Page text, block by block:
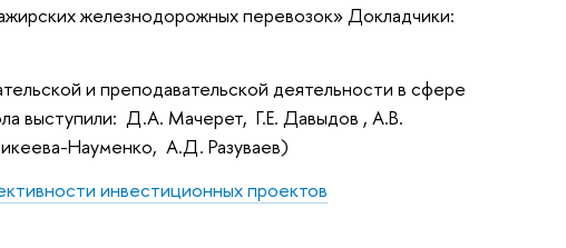
железнодорожных перевозок» Докладчики:
и преподавательской деятельности в сфере
выступили: ​ Д.А. Мачерет, ​ Г.Е. Давыдов , А.В.
Науменко, ​ А.Д. Разуваев)
инвестиционных проектов